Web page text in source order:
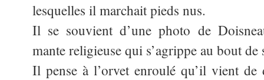
lesquelles il marchait pieds nus.
Il se souvient d’une photo de
mante religieuse qui s’agrippe au bout de
Il pense à l’orvet enroulé qu’il vient de